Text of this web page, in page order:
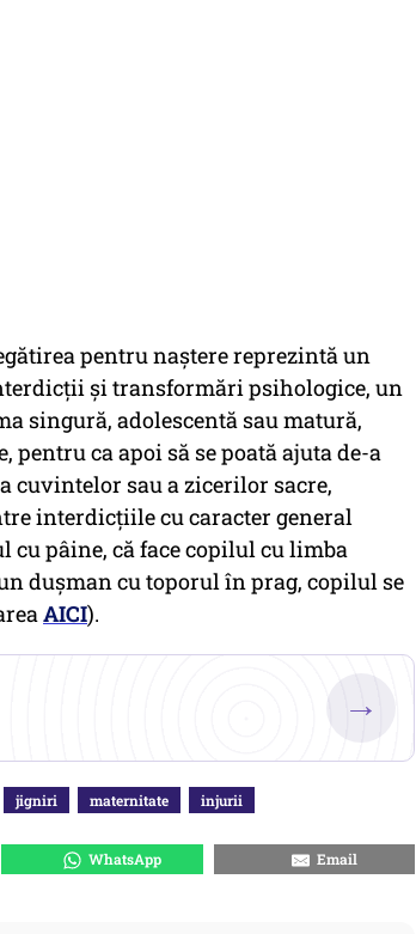
pentru naștere reprezintă un
și transformări psihologice, un
singură, adolescentă sau matură,
ca apoi să se poată ajuta de-a
sau a zicerilor sacre,
interdicțiile cu caracter general
cu pâine, că face copilul cu limba
dușman cu toporul în prag, copilul se
AICI).
→
jigniri maternitate injurii
WhatsApp Email